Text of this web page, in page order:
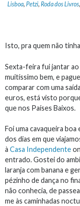
Lisboa, Petzi, Roda dos Livros,
Isto, pra quem não
Sexta-feira fui jantar ao
muitíssimo bem, e
comparar com uma
euros, está visto
que nos Países Baixos.
Foi uma cavaqueira
dos dias em que
à Casa Independente
entrado. Gostei do
laranja com banana e
pézinho de dança no
não conhecia, de
me às caminhadas